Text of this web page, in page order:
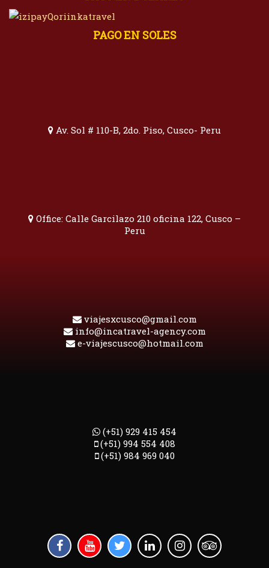
PAGO EN SOLES
Av. Sol # 110-B, 2do. Piso, Cusco- Peru
Office: Calle Garcilazo 210 oficina 122, Cusco –
Peru
viajesxcusco@gmail.com
info@incatravel-agency.com
e-viajescusco@hotmail.com
(+51) 929 415 454
(+51) 994 554 408
(+51) 984 969 040